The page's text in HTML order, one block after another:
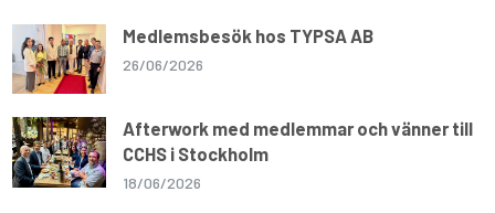
Medlemsbesök hos TYPSA AB
26/06/2026
Afterwork med medlemmar och vänner till
CCHS i Stockholm
18/06/2026